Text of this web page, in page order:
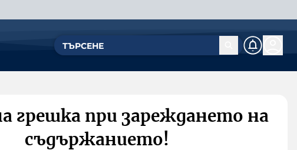
грешка при зареждането на
съдържанието!